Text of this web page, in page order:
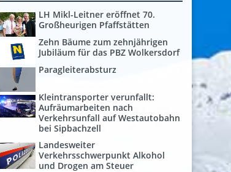
LH Mikl-Leitner eröffnet 70.
Großheurigen Pfaffstätten
Zehn Bäume zum zehnjährigen
Jubiläum für das PBZ Wolkersdorf
Paragleiterabsturz
Kleintransporter verunfallt:
Aufräumarbeiten nach
Verkehrsunfall auf Westautobahn
bei Sipbachzell
Landesweiter
Verkehrsschwerpunkt Alkohol
und Drogen am Steuer